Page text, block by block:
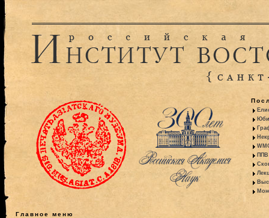
ППВ
Главное меню